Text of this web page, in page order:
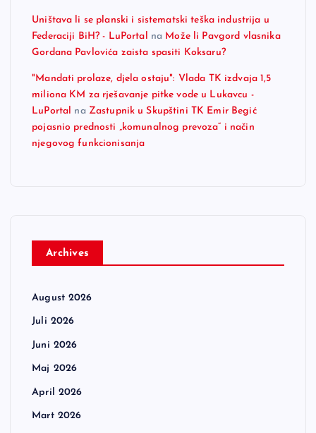
Uništava li se planski i sistematski teška industrija u
Federaciji BiH? - LuPortal
na Može li Pavgord vlasnika
Gordana Pavlovića zaista spasiti Koksaru?
"Mandati prolaze, djela ostaju": Vlada TK izdvaja 1,5
miliona KM za rješavanje pitke vode u Lukavcu -
LuPortal na Zastupnik u Skupštini TK Emir Begić
pojasnio prednosti „komunalnog prevoza“ i način
njegovog funkcionisanja
Archives
August 2026
Juli 2026
Juni 2026
Maj 2026
April 2026
Mart 2026